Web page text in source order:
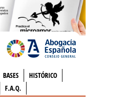
BASES
HISTÓRICO
F.A.Q.